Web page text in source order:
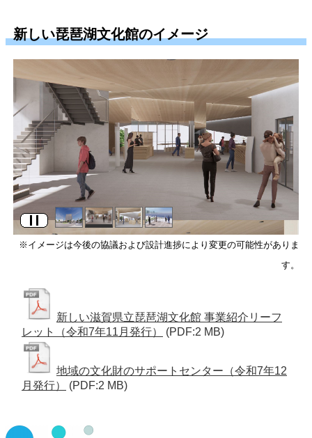
新しい琵琶湖文化館のイメージ
※イメージは今後の協議および設計進捗により変更の可能性がありま
す。
新しい滋賀県立琵琶湖文化館 事業紹介リーフ
レット（令和7年11月発行）
(PDF:2 MB)
地域の文化財のサポートセンター（令和7年12
月発行）
(PDF:2 MB)